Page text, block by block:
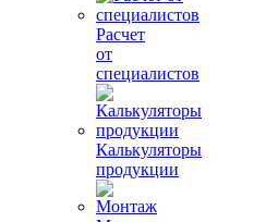
Расчет
от
специалистов
Калькуляторы
продукции